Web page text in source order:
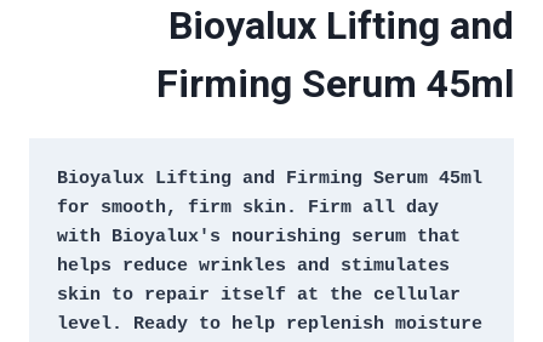
Bioyalux Lifting and
Firming Serum 45ml
Bioyalux Lifting and Firming Serum 45ml
for smooth, firm skin. Firm all day
with Bioyalux's nourishing serum that
helps reduce wrinkles and stimulates
skin to repair itself at the cellular
level. Ready to help replenish moisture